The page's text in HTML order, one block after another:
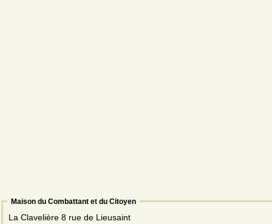
Maison du Combattant et du Citoyen
La Clavelière 8 rue de Lieusaint